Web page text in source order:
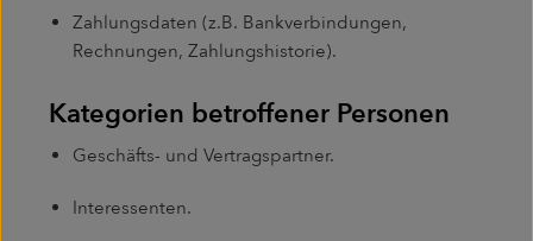
Zahlungsdaten (z.B. Bankverbindungen,
Rechnungen, Zahlungshistorie).
Kategorien betroffener Personen
Geschäfts- und Vertragspartner.
Interessenten.